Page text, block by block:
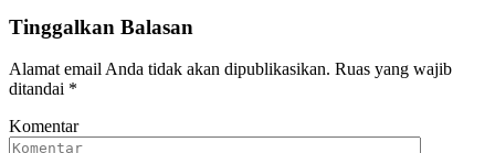
Tinggalkan Balasan
Alamat email Anda tidak akan dipublikasikan. Ruas yang wajib
ditandai *
Komentar